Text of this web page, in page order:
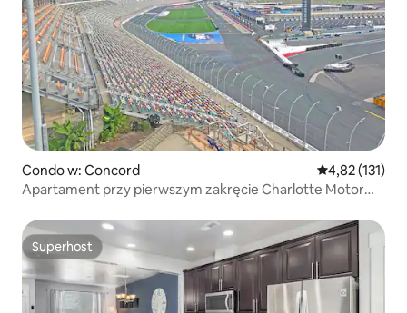
Condo w: Concord Średnia
4,82 (131)
Apartament przy pierwszym zakręcie Charlotte Motor
Superhost
Superhost